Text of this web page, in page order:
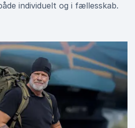
individuelt og i fællesskab.